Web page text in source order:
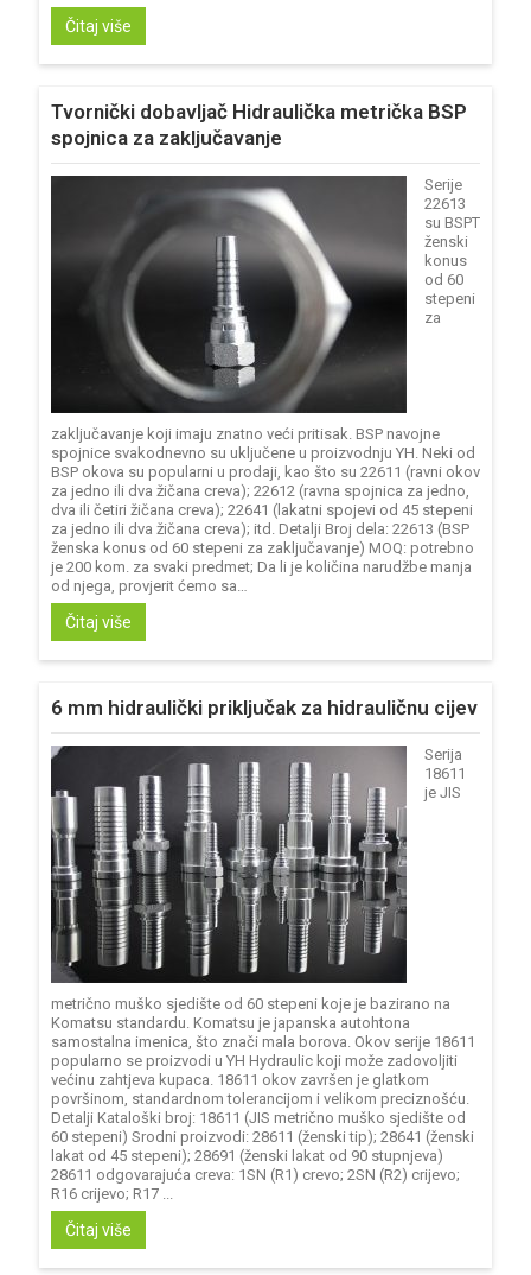
Čitaj više
Tvornički dobavljač Hidraulička metrička BSP
spojnica za zaključavanje
Serije
22613
su BSPT
ženski
konus
od 60
stepeni
za
zaključavanje koji imaju znatno veći pritisak. BSP navojne
spojnice svakodnevno su uključene u proizvodnju YH. Neki od
BSP okova su popularni u prodaji, kao što su 22611 (ravni okov
za jedno ili dva žičana creva); 22612 (ravna spojnica za jedno,
dva ili četiri žičana creva); 22641 (lakatni spojevi od 45 stepeni
za jedno ili dva žičana creva); itd. Detalji Broj dela: 22613 (BSP
ženska konus od 60 stepeni za zaključavanje) MOQ: potrebno
je 200 kom. za svaki predmet; Da li je količina narudžbe manja
od njega, provjerit ćemo sa…
Čitaj više
6 mm hidraulički priključak za hidrauličnu cijev
Serija
18611
je JIS
metrično muško sjedište od 60 stepeni koje je bazirano na
Komatsu standardu. Komatsu je japanska autohtona
samostalna imenica, što znači mala borova. Okov serije 18611
popularno se proizvodi u YH Hydraulic koji može zadovoljiti
većinu zahtjeva kupaca. 18611 okov završen je glatkom
površinom, standardnom tolerancijom i velikom preciznošću.
Detalji Kataloški broj: 18611 (JIS metrično muško sjedište od
60 stepeni) Srodni proizvodi: 28611 (ženski tip); 28641 (ženski
lakat od 45 stepeni); 28691 (ženski lakat od 90 stupnjeva)
28611 odgovarajuća creva: 1SN (R1) crevo; 2SN (R2) crijevo;
R16 crijevo; R17 ...
Čitaj više